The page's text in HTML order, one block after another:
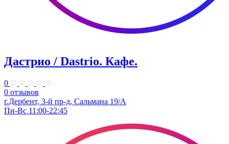
Дастрио / Dastrio. Кафе.
0
0 отзывов
г.Дербент, 3-й пр-д, Сальмана 19/А
Пн-Вс 11:00-22:45